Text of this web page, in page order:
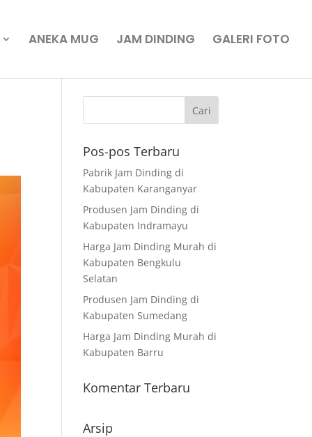
ANEKA MUG JAM DINDING GALERI FOTO
Pos-pos Terbaru
Pabrik Jam Dinding di
Kabupaten Karanganyar
Produsen Jam Dinding di
Kabupaten Indramayu
Harga Jam Dinding Murah di
Kabupaten Bengkulu
Selatan
Produsen Jam Dinding di
Kabupaten Sumedang
Harga Jam Dinding Murah di
Kabupaten Barru
Komentar Terbaru
Arsip